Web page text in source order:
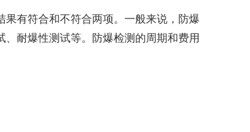
果有符合和不符合两项。一般来说，防爆
耐爆性测试等。防爆检测的周期和费用